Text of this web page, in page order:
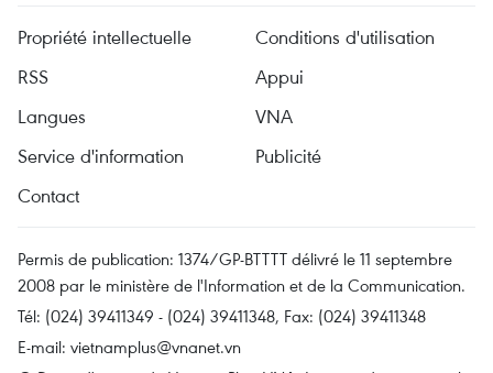
Propriété intellectuelle
Conditions d'utilisation
RSS
Appui
Langues
VNA
Service d'information
Publicité
Contact
Permis de publication: 1374/GP-BTTTT délivré le 11 septembre
2008 par le ministère de l'Information et de la Communication.
Tél: (024) 39411349 - (024) 39411348, Fax: (024) 39411348
E-mail: vietnamplus@vnanet.vn